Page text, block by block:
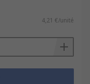
4,21 €/unité